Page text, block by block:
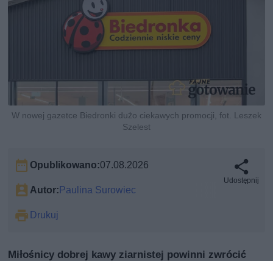
W nowej gazetce Biedronki dużo ciekawych promocji, fot. Leszek
Szelest
Opublikowano:07.08.2026
Autor:Paulina Surowiec
Drukuj
Udostępnij
Miłośnicy dobrej kawy ziarnistej powinni zwrócić